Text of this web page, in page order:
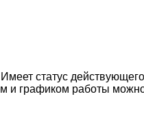
статус
и графиком работы